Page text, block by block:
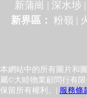
新蒲崗 | 深水埗 |
新界區：
粉嶺 |
本網站中的所有圖片和
屬©大睦物業顧問行有
保留所有權利。| 服務條